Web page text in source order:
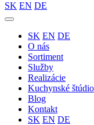
SK EN DE
SK EN DE
O nás
Sortiment
Služby
Realizácie
Kuchynské štúdio
Blog
Kontakt
SK EN DE